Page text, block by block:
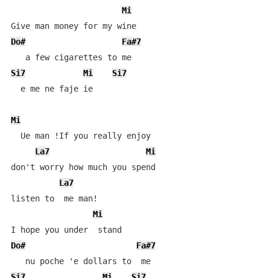
Mi
Give man money for my wine
Do#
Fa#7
   a few cigarettes to me
Si7
Mi
Si7
  e me ne faje ie
Mi
  Ue man !If you really enjoy
La7
Mi
don't worry how much you spend
La7
listen to  me man!
Mi
Do#
Fa#7
   nu poche 'e dollars to  me